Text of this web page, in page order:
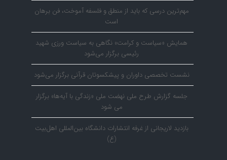
مهم‌ترین درسی که باید از منطق و فلسفه آموخت، فن برهان
است
همایش «سیاست و کرامت» نگاهی به سیاست ورزی شهید
رئیسی برگزار می‌شود
نشست تخصصی داوران و پیشکسوتان قرآنی برگزار می‌شود
جلسه گزارش طرح ملی نهضت ملی «زندگی با آیه‌ها» برگزار
می شود
بازدید لاریجانی از غرفه انتشارات دانشگاه بین‌المللی اهل‌بیت
(ع)